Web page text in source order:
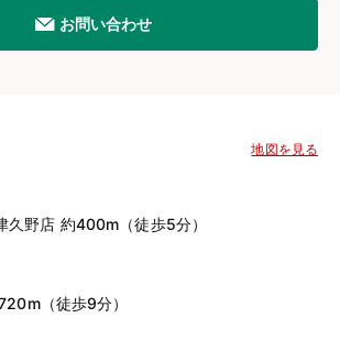
お問い合わせ
地図を見る
久野店 約400m（徒歩5分）
（徒歩9分）